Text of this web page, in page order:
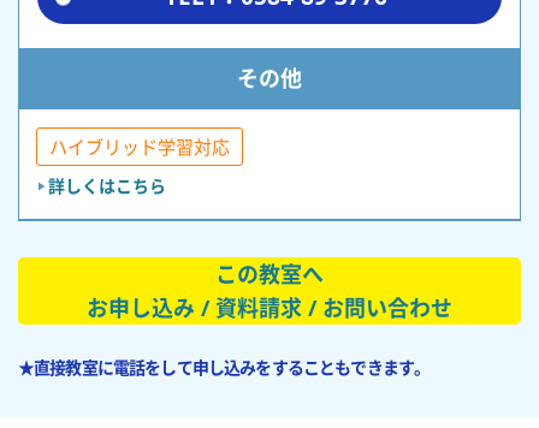
その他
ハイブリッド学習対応
詳しくはこちら
この教室へ
お申し込み / 資料請求 / お問い合わせ
★直接教室に電話をして申し込みをすることもできます。